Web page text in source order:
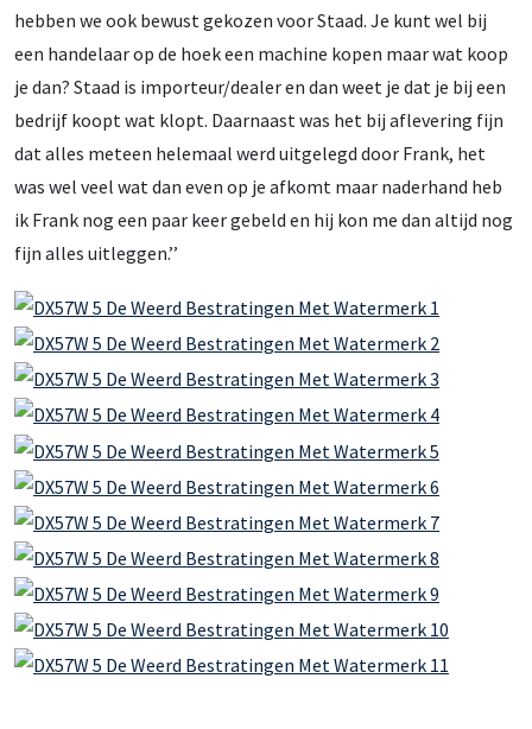
hebben we ook bewust gekozen voor Staad. Je kunt wel bij
een handelaar op de hoek een machine kopen maar wat koop
je dan? Staad is importeur/dealer en dan weet je dat je bij een
bedrijf koopt wat klopt. Daarnaast was het bij aflevering fijn
dat alles meteen helemaal werd uitgelegd door Frank, het
was wel veel wat dan even op je afkomt maar naderhand heb
ik Frank nog een paar keer gebeld en hij kon me dan altijd nog
fijn alles uitleggen.’’